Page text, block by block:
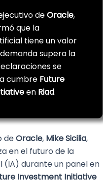
deOracle,
que la
tiene un valor
supera la
se
cumbre Future
en Riad.
deOracle, Mike Sicilia,
en el futuro de la
(IA) durante un panel en
Investment Initiative